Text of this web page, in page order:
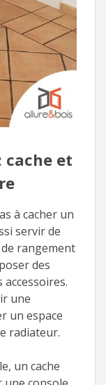
cache et
à cacher un
servir de
de rangement
des
une
un espace
radiateur.
un cache